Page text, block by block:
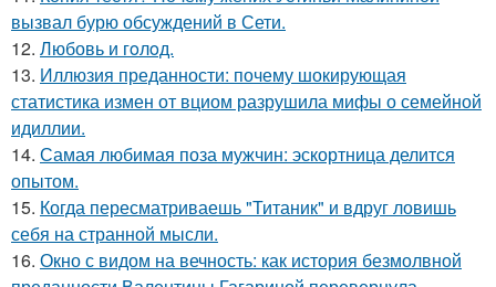
вызвал бурю обсуждений в Сети.
12. Любовь и гoлoд.
13. Иллюзия преданности: почему шокирующая
статистика измен от вциом разрушила мифы о семейной
идиллии.
14. Самая любимая поза мужчин: эскортница делится
опытом.
15. Когда пересматриваешь "Титаник" и вдруг ловишь
себя на странной мысли.
16. Окно с видом на вечность: как история безмолвной